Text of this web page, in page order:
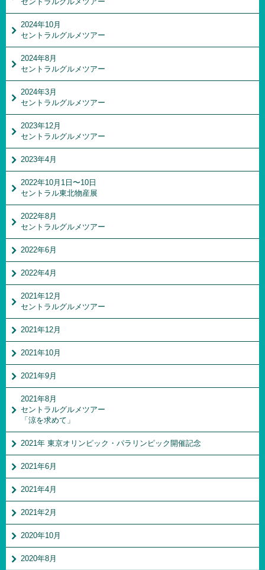
2024年10月
セントラルグルメツアー
2024年8月
セントラルグルメツアー
2024年3月
セントラルグルメツアー
2023年12月
セントラルグルメツアー
2023年4月
2022年10月1日〜10日
セントラル東北物産展
2022年8月
セントラルグルメツアー
2022年6月
2022年4月
2021年12月
セントラルグルメツアー
2021年12月
2021年10月
2021年9月
2021年8月
セントラルグルメツアー
「涼を求めて」
2021年 東京オリンピック・パラリンピック開催記念
2021年6月
2021年4月
2021年2月
2020年10月
2020年8月